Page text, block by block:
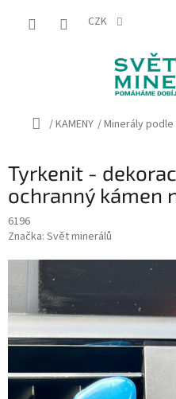
CZK
Domů
/KAMENY /Minerály podle
Tyrkenit -
ochranný kámen
6196
Značka: Svět minerálů